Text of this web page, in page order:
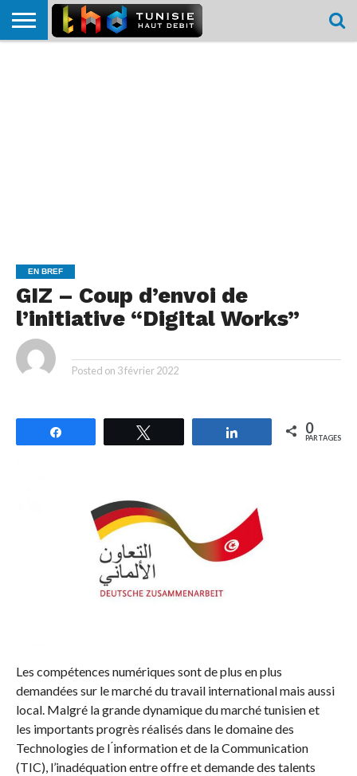
EN BREF
GIZ – Coup d’envoi de
l’initiative “Digital Works”
Posted on 3 février 2022
Partagez 0
PARTAGES
Les compétences numériques sont de plus en plus
demandées sur le marché du travail international mais aussi
local. Malgré la grande dynamique du marché tunisien et
les importants progrès réalisés dans le domaine des
Technologies de l ́information et de la Communication
(TIC), l’inadéquation entre offre et demande des talents